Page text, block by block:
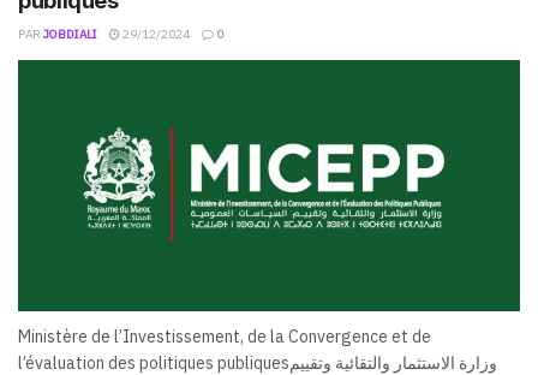
PAR JOBDIALI 29/12/2024 0
Ministère de l’Investissement, de la Convergence et de
l’évaluation des politiques publiquesوزارة الاستثمار والتقائية وتقييم